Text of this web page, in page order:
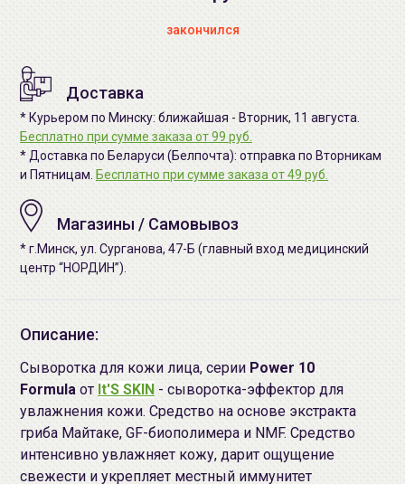
закончился
Доставка
* Курьером по Минску: ближайшая - Вторник, 11 августа.
Бесплатно при сумме заказа от 99 руб.
* Доставка по Беларуси (Белпочта): отправка по Вторникам
и Пятницам. Бесплатно при сумме заказа от 49 руб.
Магазины / Самовывоз
* г.Минск, ул. Сурганова, 47-Б (главный вход медицинский
центр “НОРДИН”).
Описание:
Сыворотка для кожи лица, серии Power 10
Formula от It'S SKIN - сыворотка-эффектор для
увлажнения кожи. Средство на основе экстракта
гриба Майтаке, GF-биополимера и NMF. Средство
интенсивно увлажняет кожу, дарит ощущение
свежести и укрепляет местный иммунитет